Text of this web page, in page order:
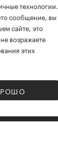
технологии.
сообщение, вы
сайте, это
возражаете
этих